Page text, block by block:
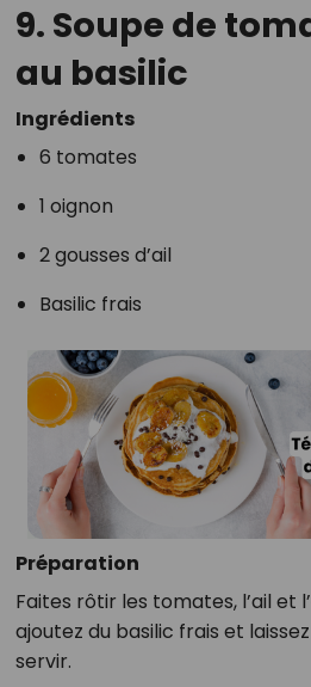
9. Soupe de
au basilic
Ingrédients
6 tomates
1 oignon
2 gousses d’ail
Basilic frais
Préparation
Faites rôtir les tomates, l’ail et
ajoutez du basilic frais et
servir.